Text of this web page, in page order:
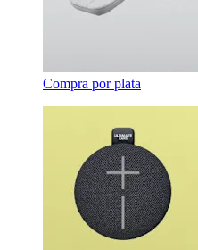
Compra por plata